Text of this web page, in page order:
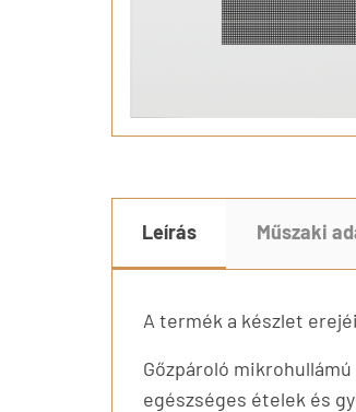
Leírás Műszaki
A termék a készlet
Gőzpároló
egészséges ételek és